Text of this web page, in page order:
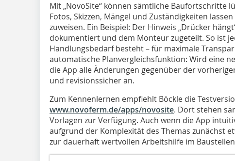
Mit „NovoSite“ können sämtliche Baufortschritte
Fotos, Skizzen, Mängel und Zuständigkeiten
zuweisen. Ein Beispiel: Der Hinweis „Drücker
dokumentiert und dem Monteur zugeteilt. So ist
Handlungsbedarf besteht – für maximale
automatische Planvergleichsfunktion: Wird eine
die App alle Änderungen gegenüber der
und revisionssicher an.
Zum Kennenlernen empfiehlt Böckle die
www.novoferm.de/apps/novosite. Dort stehen
Vorlagen zur Verfügung. Auch wenn die App
aufgrund der Komplexität des Themas zunächst
zur dauerhaft wertvollen Arbeitshilfe im